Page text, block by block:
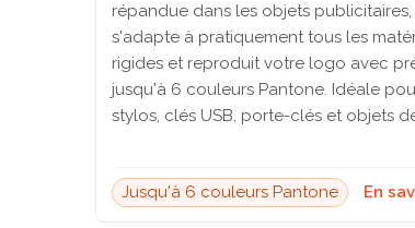
répandue dans les objets
s'adapte à pratiquement tous les
rigides et reproduit votre logo avec
jusqu'à 6 couleurs Pantone. Idéale
stylos, clés USB, porte-clés et objets
Jusqu'à 6 couleurs Pantone En